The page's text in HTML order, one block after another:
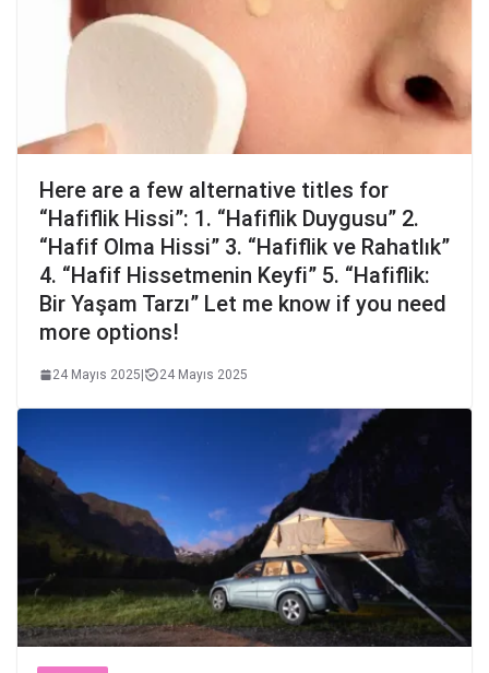
Here are a few alternative titles for
“Hafiflik Hissi”: 1. “Hafiflik Duygusu” 2.
“Hafif Olma Hissi” 3. “Hafiflik ve Rahatlık”
4. “Hafif Hissetmenin Keyfi” 5. “Hafiflik:
Bir Yaşam Tarzı” Let me know if you need
more options!
24 Mayıs 2025| 24 Mayıs 2025